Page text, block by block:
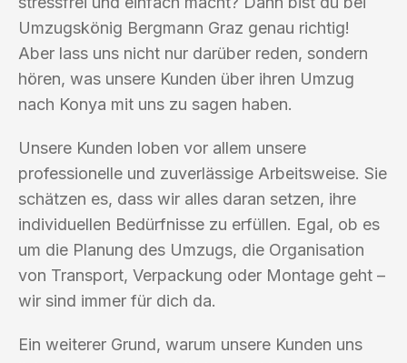
Umzugskönig Bergmann Graz genau richtig!
Aber lass uns nicht nur darüber reden, sondern
hören, was unsere Kunden über ihren Umzug
nach Konya mit uns zu sagen haben.
Unsere Kunden loben vor allem unsere
professionelle und zuverlässige Arbeitsweise. Sie
schätzen es, dass wir alles daran setzen, ihre
individuellen Bedürfnisse zu erfüllen. Egal, ob es
um die Planung des Umzugs, die Organisation
von Transport, Verpackung oder Montage geht –
wir sind immer für dich da.
Ein weiterer Grund, warum unsere Kunden uns